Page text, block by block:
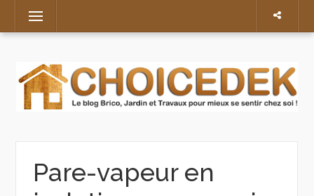
content
Menu
Pare-vapeur en